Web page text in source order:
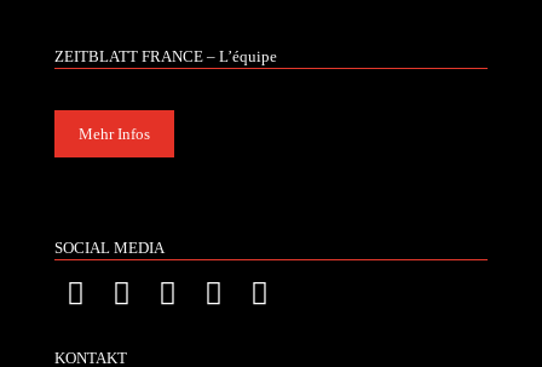
ZEITBLATT FRANCE – L’équipe
Mehr Infos
SOCIAL MEDIA
KONTAKT